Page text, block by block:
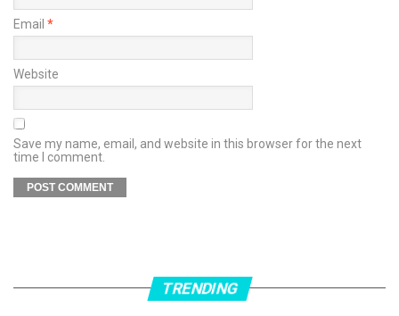
Email *
Website
Save my name, email, and website in this browser for the next
time I comment.
TRENDING